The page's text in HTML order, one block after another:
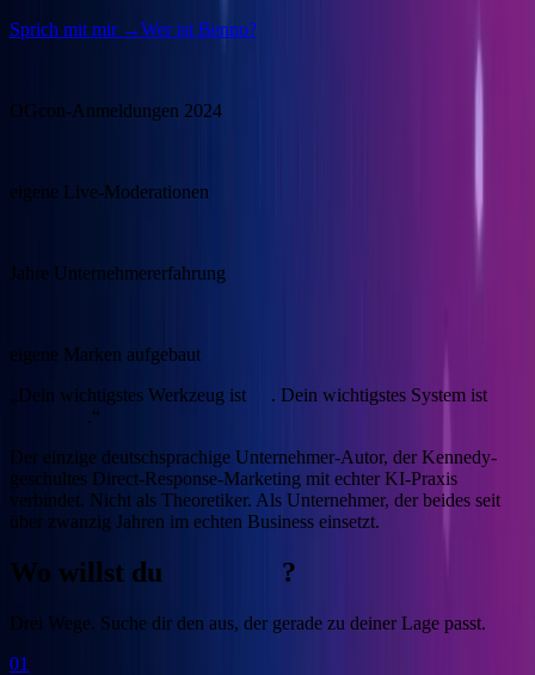
Sprich mit mir →Wer ist Benno?
OGcon-Anmeldungen 2024
eigene Live-Moderationen
Jahre Unternehmererfahrung
eigene Marken aufgebaut
„Dein wichtigstes Werkzeug ist
. Dein wichtigstes System ist
.“
Der einzige deutschsprachige Unternehmer-Autor, der Kennedy-
geschultes Direct-Response-Marketing mit echter KI-Praxis
verbindet. Nicht als Theoretiker. Als Unternehmer, der beides seit
über zwanzig Jahren im echten Business einsetzt.
Wo willst du ?
Drei Wege. Suche dir den aus, der gerade zu deiner Lage passt.
01